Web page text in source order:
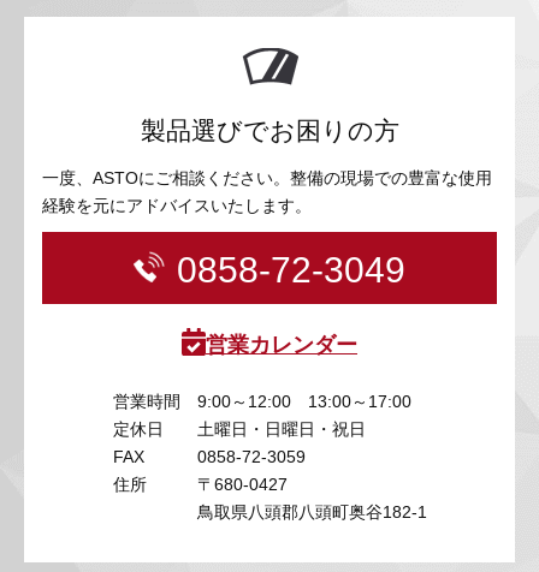
製品選びでお困りの方
一度、ASTOにご相談ください。整備の現場での豊富な使用
経験を元にアドバイスいたします。
0858-72-3049
営業カレンダー
営業時間
9:00～12:00 13:00～17:00
定休日
土曜日・日曜日・祝日
FAX
0858-72-3059
住所
〒680-0427
鳥取県八頭郡八頭町奥谷182-1